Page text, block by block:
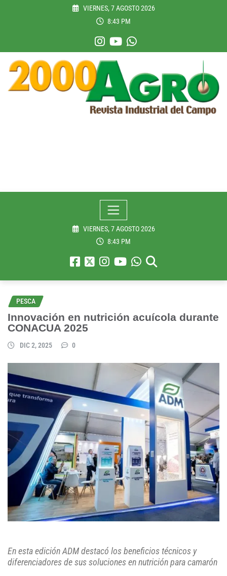
VIERNES, 7 AGOSTO 2026
8:43 PM
VIERNES, 7 AGOSTO 2026
8:43 PM
PESCA
Innovación en nutrición acuícola durante
CONACUA 2025
DIC 2, 2025 0
En esta edición ADM destacó los beneficios técnicos y
diferenciadores de sus soluciones en nutrición para camarón